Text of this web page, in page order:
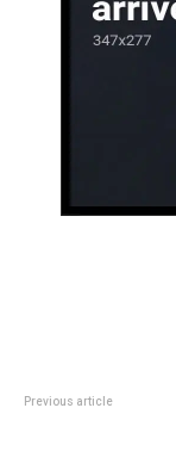
Previous article